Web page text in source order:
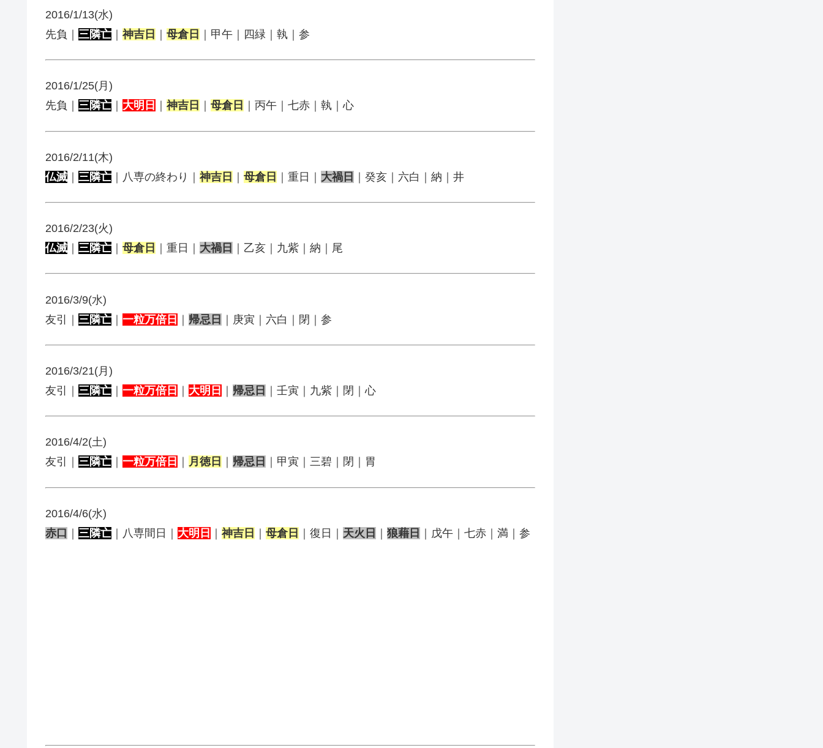
2016/1/13(水)
先負｜ 三隣亡 神吉日 母倉日 ｜甲午｜四緑｜執｜参
2016/1/25(月)
先負｜ 三隣亡 大明日 神吉日 母倉日 ｜丙午｜七赤｜執｜心
2016/2/11(木)
仏滅 ｜ 三隣亡 ｜八専の終わり｜ 神吉日 ｜ 母倉日 ｜重日｜ 大禍日 ｜癸亥｜六白｜納｜井
2016/2/23(火)
仏滅
三隣亡 母倉日 ｜重日｜ 大禍日 ｜乙亥｜九紫｜納｜尾
2016/3/9(水)
友引｜ 三隣亡 ｜ 一粒万倍日 ｜ 帰忌日 ｜庚寅｜六白｜閉｜参
2016/3/21(月)
友引｜ 三隣亡 ｜ 一粒万倍日 ｜ 大明日 ｜ 帰忌日 ｜壬寅｜九紫｜閉｜心
2016/4/2(土)
友引｜ 三隣亡 一粒万倍日 月徳日 帰忌日 ｜甲寅｜三碧｜閉｜胃
2016/4/6(水)
赤口 ｜ 三隣亡 ｜八専間日｜ 大明日 ｜ 神吉日 ｜ 母倉日 ｜復日｜ 天火日 ｜ 狼藉日 ｜戊午｜七赤｜満｜参